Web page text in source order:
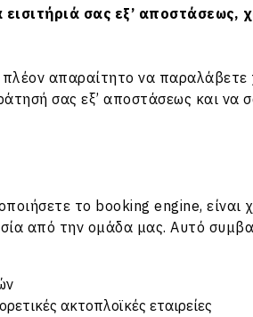
σας εξ’ αποστάσεως,
απαραίτητο να παραλάβετε
σας εξ’ αποστάσεως και να
το booking engine, είναι
από την ομάδα μας. Αυτό
ακτοπλοϊκές εταιρείες